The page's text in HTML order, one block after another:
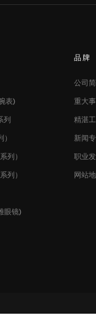
表)
列
列）
列）
眼镜)
品牌
公司
重大
精湛
新闻
职业
网站